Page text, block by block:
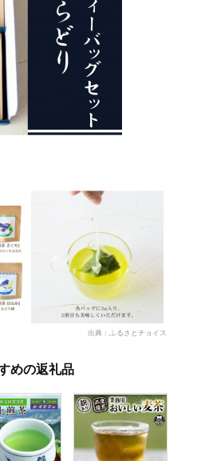
出典：ふるさとチョイス
めの返礼品